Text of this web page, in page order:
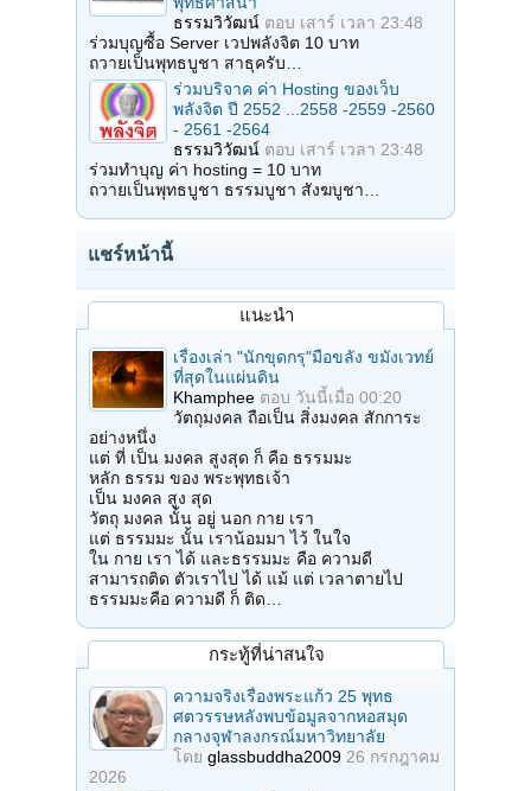
ธรรมวิวัฒน์ ตอบ เสาร์ เวลา 23:48
ร่วมบุญซื้อ Server เวปพลังจิต 10 บาท
ถวายเป็นพุทธบูชา สาธุครับ…
ร่วมบริจาค ค่า Hosting ของเว็บ
พลังจิต ปี 2552 ...2558 -2559 -2560
- 2561 -2564
ธรรมวิวัฒน์ ตอบ เสาร์ เวลา 23:48
ร่วมทำบุญ ค่า hosting = 10 บาท
ถวายเป็นพุทธบูชา ธรรมบูชา สังฆบูชา…
แชร์หน้านี้
แนะนำ
เรื่องเล่า "นักขุดกรุ"มือขลัง ขมังเวทย์
ที่สุดในแผ่นดิน
Khamphee ตอบ วันนี้เมื่อ 00:20
วัตถุมงคล ถือเป็น สิ่งมงคล สักการะ
อย่างหนึ่ง
แต่ ที่ เป็น มงคล สูงสุด ก็ คือ ธรรมมะ
หลัก ธรรม ของ พระพุทธเจ้า
เป็น มงคล สูง สุด
วัตถุ มงคล นั้น อยู่ นอก กาย เรา
แต่ ธรรมมะ นั้น เราน้อมมา ไว้ ในใจ
ใน กาย เรา ได้ และธรรมมะ คือ ความดี
สามารถติด ตัวเราไป ได้ แม้ แต่ เวลาตายไป
ธรรมมะคือ ความดี ก็ ติด…
กระทู้ที่น่าสนใจ
ความจริงเรื่องพระแก้ว 25 พุทธ
ศตวรรษหลังพบข้อมูลจากหอสมุด
กลางจุฬาลงกรณ์มหาวิทยาลัย
โดย glassbuddha2009 26 กรกฎาคม
2026